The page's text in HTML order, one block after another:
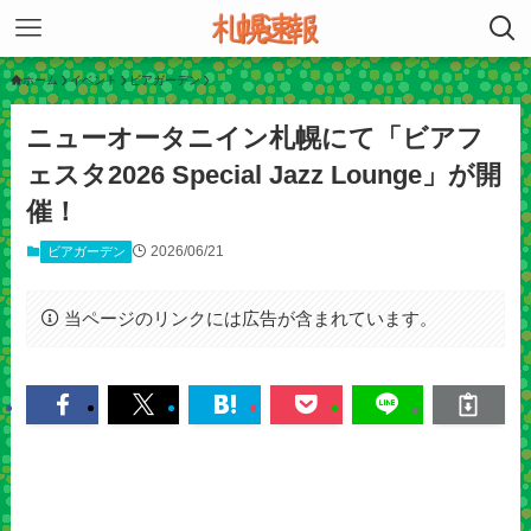
ホーム イベント ビアガーデン
ニューオータニイン札幌にて「ビアフ
ェスタ2026 Special Jazz Lounge」が開
催！
ビアガーデン 2026/06/21
当ページのリンクには広告が含まれています。